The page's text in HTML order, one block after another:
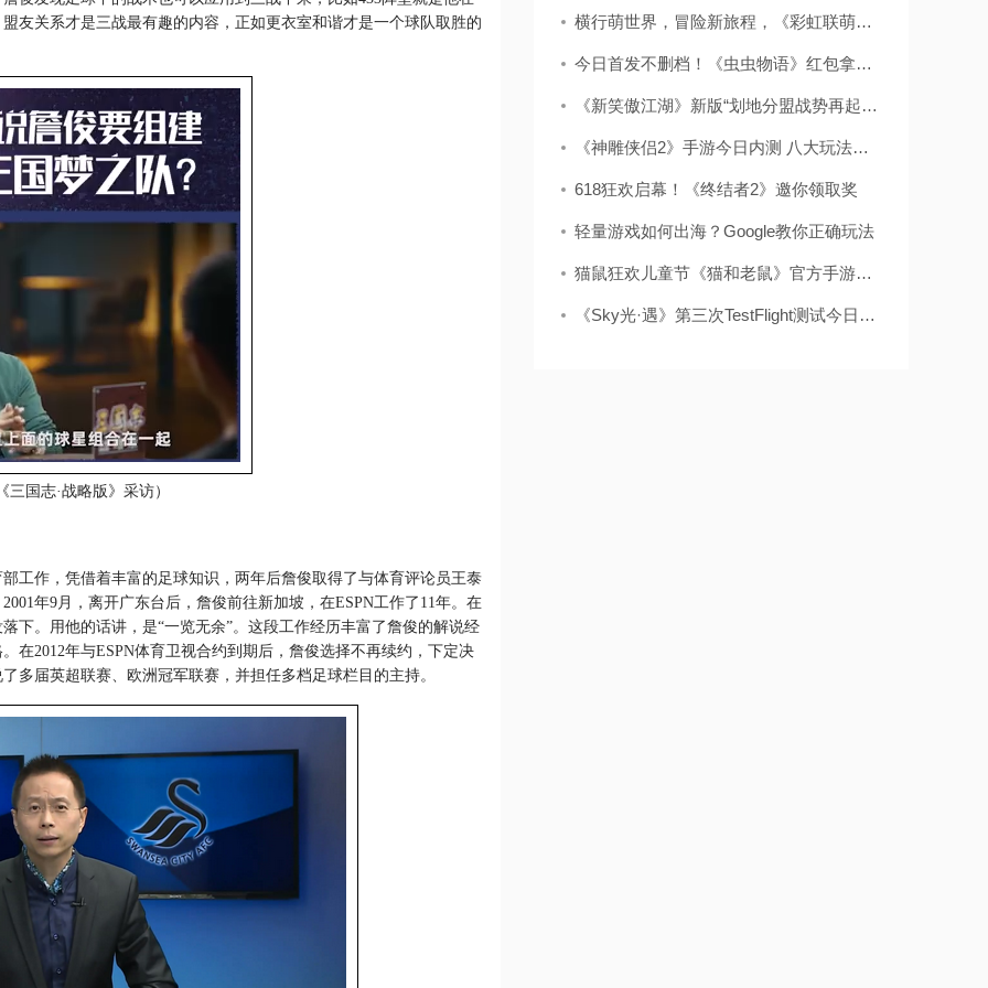
友关系才是三战最有趣的内容，正如更衣室和谐才是一个球队取胜的
三国志·战略版》采访）
作，凭借着丰富的足球知识，两年后詹俊取得了与体育评论员王泰
年9月，离开广东台后，詹俊前往新加坡，在ESPN工作了11年。在
下。用他的话讲，是“一览无余”。这段工作经历丰富了詹俊的解说经
在2012年与ESPN体育卫视合约到期后，詹俊选择不再续约，下定决
多届英超联赛、欧洲冠军联赛，并担任多档足球栏目的主持。
横行萌世界，冒险新旅程，《彩虹联萌》萌测开启！
今日首发不删档！《虫虫物语》红包拿不停
《新笑傲江湖》新版“划地分盟战势再起”2.20上线
《神雕侠侣2》手游今日内测 八大玩法唤醒回合制
618狂欢启幕！《终结者2》邀你领取奖
轻量游戏如何出海？Google教你正确玩法
猫鼠狂欢儿童节《猫和老鼠》官方手游掀追逃狂潮
《Sky光·遇》第三次TestFlight测试今日来袭